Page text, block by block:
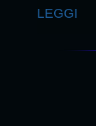
LEGGI